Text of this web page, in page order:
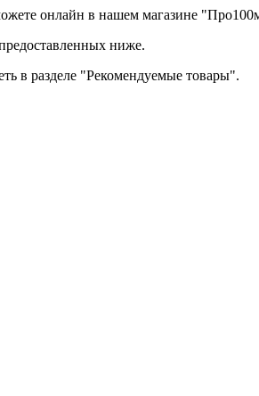
онлайн в нашем магазине
ниже.
в разделе "Рекомендуемые товары".